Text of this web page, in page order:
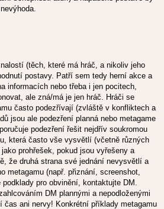
(těch, které má hráč, a nikoliv jeho
postavy. Patří sem tedy herní akce a
informacích nebo třeba i jen pocitech,
ale zná/má je jen hráč. Hráči se
často podezřívají (zvláště v konfliktech a
jsou ale podezření planná nebo metagame
podezření řešit nejdřív soukromou
která často vše vysvětlí (včetně různých
prohřešek, pokud jsou vyřešeny a
že druhá strana své jednání nevysvětlí a
metagamu (např. přiznání, screenshot,
pro obvinění, kontaktujte DM.
DM plannými a nepodloženými
čas ani nervy! Konkrétní příklady metagamu